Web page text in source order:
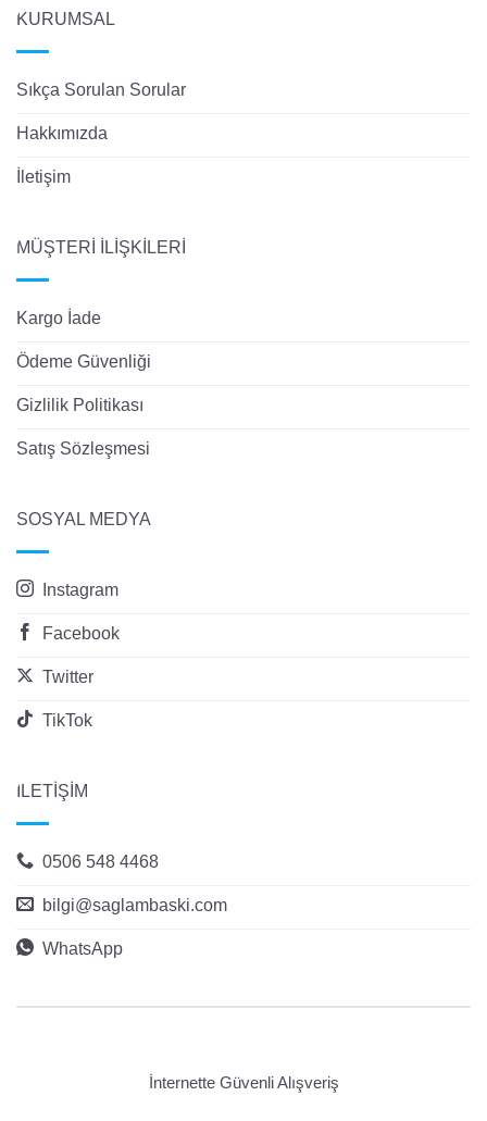
KURUMSAL
Sıkça Sorulan Sorular
Hakkımızda
İletişim
MÜŞTERİ İLİŞKİLERİ
Kargo İade
Ödeme Güvenliği
Gizlilik Politikası
Satış Sözleşmesi
SOSYAL MEDYA
Instagram
Facebook
Twitter
TikTok
İLETİŞİM
0506 548 4468
bilgi@saglambaski.com
WhatsApp
İnternette Güvenli Alışveriş